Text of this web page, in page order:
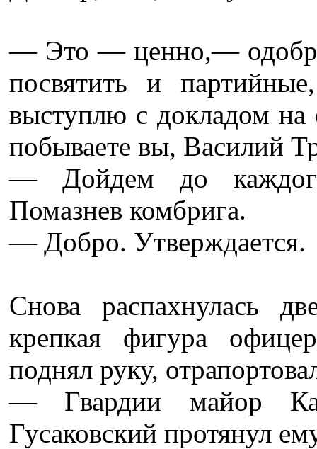
— Это — ценно,—
посвятить и
выступлю с докладом
побываете вы, Василий
— Дойдем до
Помазнев комбрига.
— Добро. Утверждается.
Снова распахнулась
крепкая фигура
поднял руку,
— Гвардии майор
Гусаковский протянул